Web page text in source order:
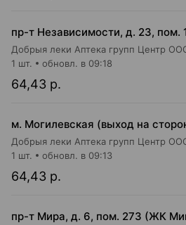
64,43 р.
1 шт. обновл. в 09:18
м. Могилевская (выход на
64,43 р.
1 шт. обновл. в 09:13